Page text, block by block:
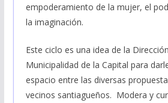
empoderamiento de la mujer, el
la imaginación.
Este ciclo es una idea de la
Municipalidad de la Capital para
espacio entre las diversas
vecinos santiagueños. Modera y